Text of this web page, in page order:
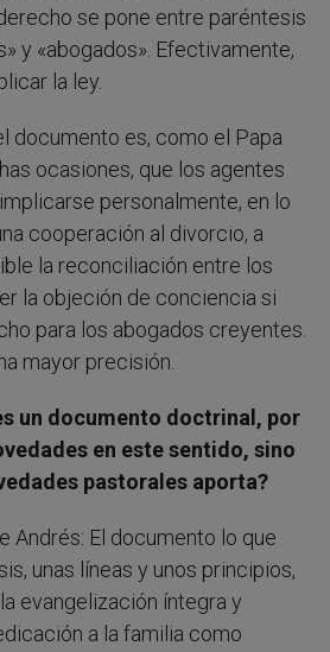
se pone entre paréntesis
y «abogados». Efectivamente,
la ley.
documento es, como el Papa
ocasiones, que los agentes
personalmente, en lo
cooperación al divorcio, a
la reconciliación entre los
la objeción de conciencia si
para los abogados creyentes.
mayor precisión.
un documento doctrinal, por
en este sentido, sino
pastorales aporta?
Andrés: El documento lo que
unas líneas y unos principios,
evangelización íntegra y
a la familia como